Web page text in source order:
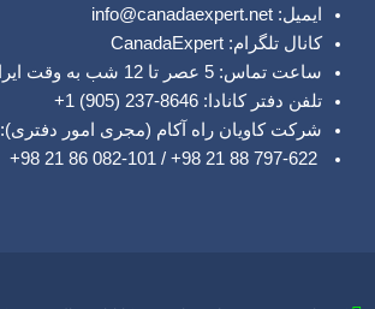
ایمیل: info@canadaexpert.net
کانال تلگرام: CanadaExpert
ساعت تماس: 5 عصر تا 12 شب به وقت ایران
تلفن دفتر کانادا: 8646-237 (905) 1+
شرکت کاویان راه آکام (مجری امور دفتری):